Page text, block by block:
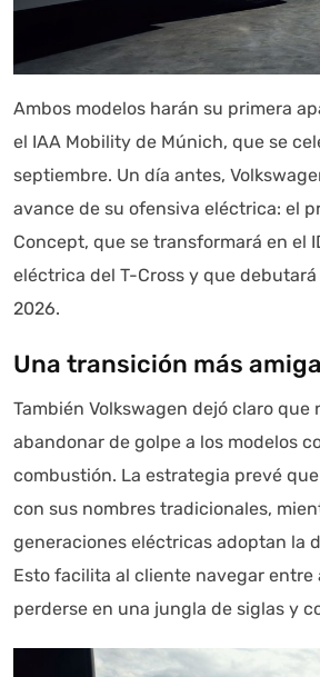
Ambos modelos harán su primera
el IAA Mobility de Múnich, que se
septiembre. Un día antes,
avance de su ofensiva eléctrica: el
Concept, que se transformará en el
eléctrica del T-Cross y que
2026.
Una transición más
También Volkswagen dejó claro que
abandonar de golpe a los modelos
combustión. La estrategia prevé
con sus nombres tradicionales,
generaciones eléctricas adoptan la
Esto facilita al cliente navegar entre
perderse en una jungla de siglas y